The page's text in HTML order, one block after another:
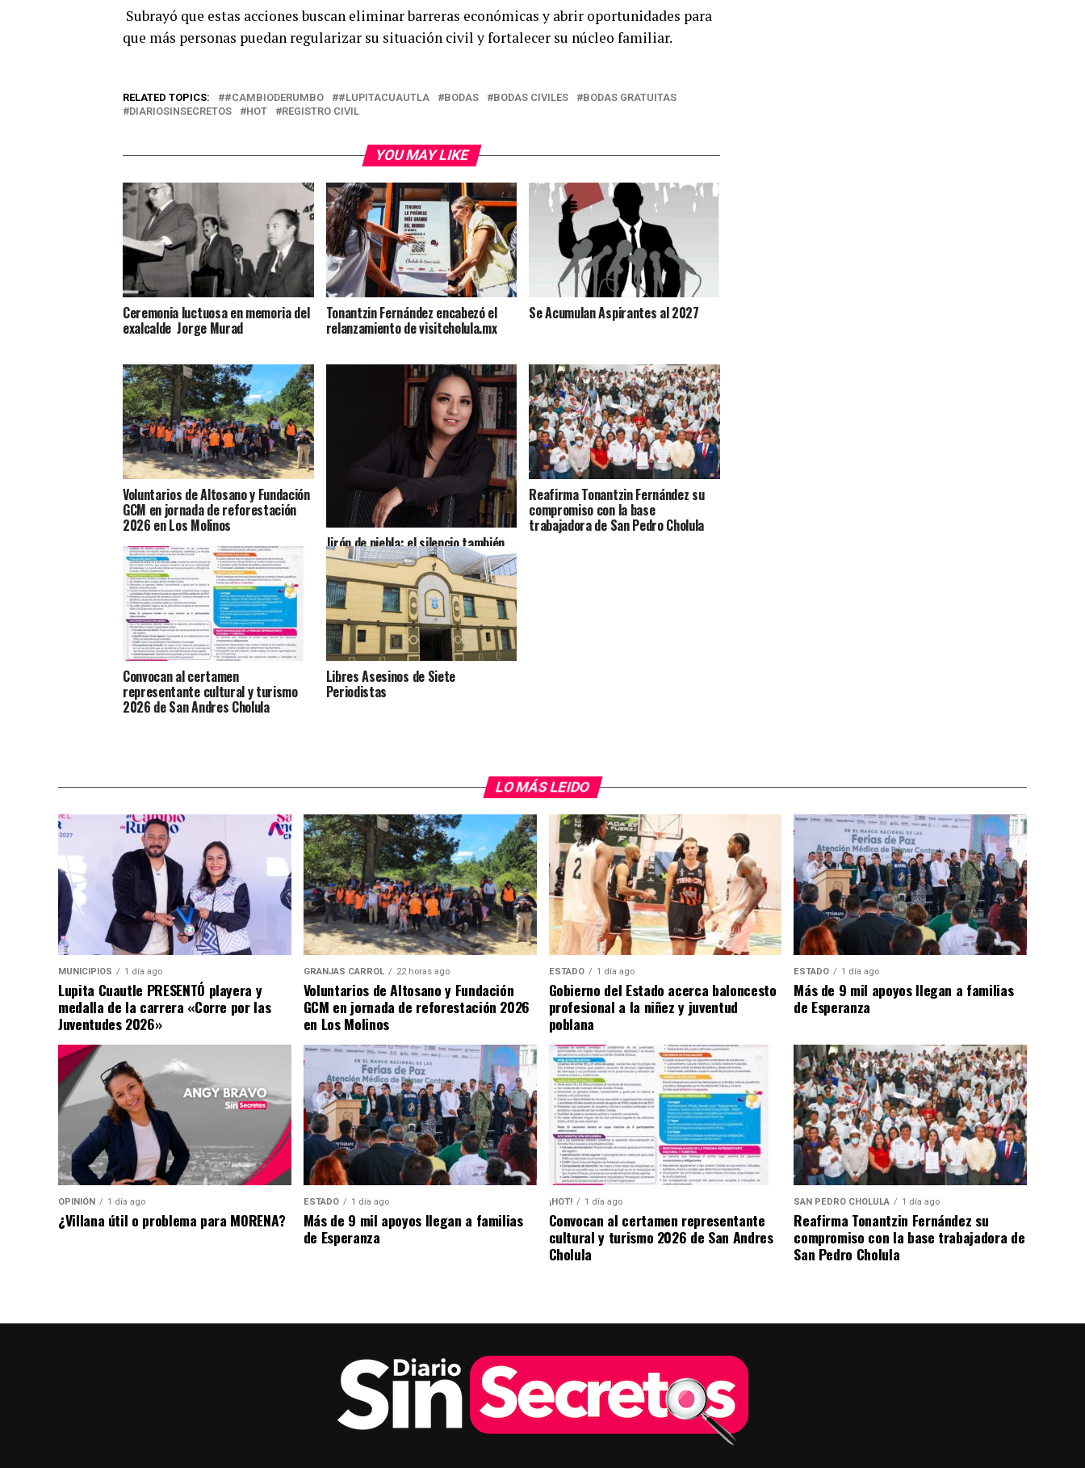
Subrayó que estas acciones buscan eliminar barreras económicas y abrir oportunidades para
que más personas puedan regularizar su situación civil y fortalecer su núcleo familiar.
RELATED TOPICS: #CAMBIODERUMBO #LUPITACUAUTLA BODAS BODAS CIVILES
BODAS GRATUITAS
DIARIOSINSECRETOS
HOT REGISTRO CIVIL
YOU MAY LIKE
Ceremonia luctuosa en memoria del
exalcalde Jorge Murad
Tonantzin Fernández encabezó el
relanzamiento de visitcholula.mx
Se Acumulan Aspirantes al 2027
Voluntarios de Altosano y Fundación
GCM en jornada de reforestación
2026 en Los Molinos
Jirón de niebla: el silencio también
cuenta historias
Reafirma Tonantzin Fernández su
compromiso con la base
trabajadora de San Pedro Cholula
Convocan al certamen
representante cultural y turismo
2026 de San Andres Cholula
Libres Asesinos de Siete
Periodistas
LO MÁS LEIDO
MUNICIPIOS 1 día ago
Lupita Cuautle PRESENTÓ playera y
medalla de la carrera «Corre por las
Juventudes 2026»
GRANJAS CARROL 22 horas ago
Voluntarios de Altosano y Fundación
GCM en jornada de reforestación 2026
en Los Molinos
ESTADO 1 día ago
Gobierno del Estado acerca baloncesto
profesional a la niñez y juventud
poblana
ESTADO 1 día ago
Más de 9 mil apoyos llegan a familias
de Esperanza
OPINIÓN 1 día ago
¿Villana útil o problema para MORENA?
ESTADO 1 día ago
Más de 9 mil apoyos llegan a familias
de Esperanza
¡HOT! 1 día ago
Convocan al certamen representante
cultural y turismo 2026 de San Andres
Cholula
SAN PEDRO CHOLULA 1 día ago
Reafirma Tonantzin Fernández su
compromiso con la base trabajadora de
San Pedro Cholula